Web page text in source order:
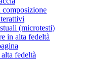
(microtesti)
in alta fedeltà
fedeltà